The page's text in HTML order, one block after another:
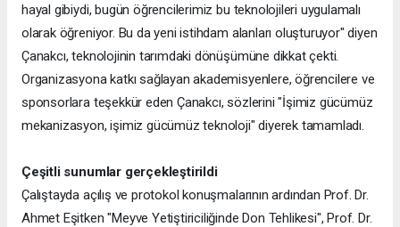
hayal gibiydi, bugün öğrencilerimiz bu teknolojileri uygulamalı
olarak öğreniyor. Bu da yeni istihdam alanları oluşturuyor" diyen
Çanakcı, teknolojinin tarımdaki dönüşümüne dikkat çekti.
Organizasyona katkı sağlayan akademisyenlere, öğrencilere ve
sponsorlara teşekkür eden Çanakcı, sözlerini "İşimiz gücümüz
mekanizasyon, işimiz gücümüz teknoloji" diyerek tamamladı.
Çeşitli sunumlar gerçekleştirildi
Çalıştayda açılış ve protokol konuşmalarının ardından Prof. Dr.
Ahmet Eşitken "Meyve Yetiştiriciliğinde Don Tehlikesi", Prof. Dr.